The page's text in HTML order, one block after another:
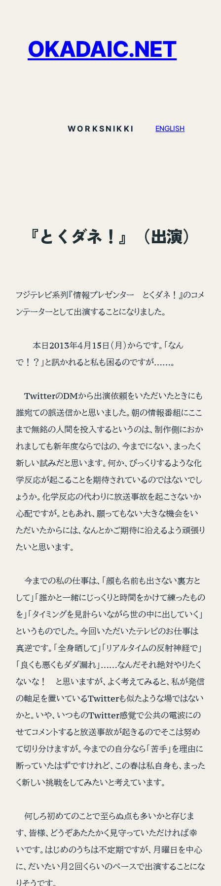
OKADAIC.NET
WORKS NIKKI ENGLISH
『とくダネ！』（出演）
フジテレビ系列『情報プレゼンター とくダネ！』のコメ
ンテーターとして出演することになりました。
本日2013年４月15日（月）からです。「なん
で！？」と訊かれると私も困るのですが……。
TwitterのDMから出演依頼をいただいたときにも
誰宛ての誤送信かと思いました。朝の情報番組にここ
まで無銘の人間を投入するというのは、制作側におか
れましても新年度ならではの、今までにない、まったく
新しい試みだと思います。何か、びっくりするような化
学反応が起こることを期待されているのではないでし
ょうか。化学反応の代わりに放送事故を起こさないか
心配ですが。ともあれ、願ってもない大きな機会をい
ただいたからには、なんとかご期待に沿えるよう頑張り
たいと思います。
今までの私の仕事は、「顔も名前も出さない裏方と
して」「誰かと一緒にじっくりと時間をかけて練ったもの
を」「タイミングを見計らいながら世の中に出していく」
というものでした。今回いただいたテレビのお仕事は
真逆です。「全身晒して」「リアルタイムの反射神経で」
「良くも悪くもダダ漏れ」……なんだそれ絶対やりたく
ないな！ と思いますが、よく考えてみると、私が発信
の軸足を置いているTwitterも似たような場ではない
かと。いや、いつものTwitter感覚で公共の電波にの
せてコメントすると放送事故が起きるのでそこは努め
て切り分けますが。今までの自分なら「苦手」を理由に
断っていたはずですけれど、この春は私自身も、まった
く新しい挑戦をしてみたいと考えています。
何しろ初めてのことで至らぬ点も多いかと存じま
す、皆様、どうぞあたたかく見守っていただければ幸
いです。はじめのうちは不定期ですが、月曜日を中心
に、だいたい月２回くらいのペースで出演することにな
りそうです。